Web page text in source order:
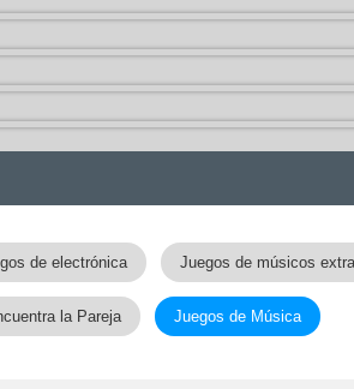
de electrónica Juegos de músicos
la Pareja Juegos de Música